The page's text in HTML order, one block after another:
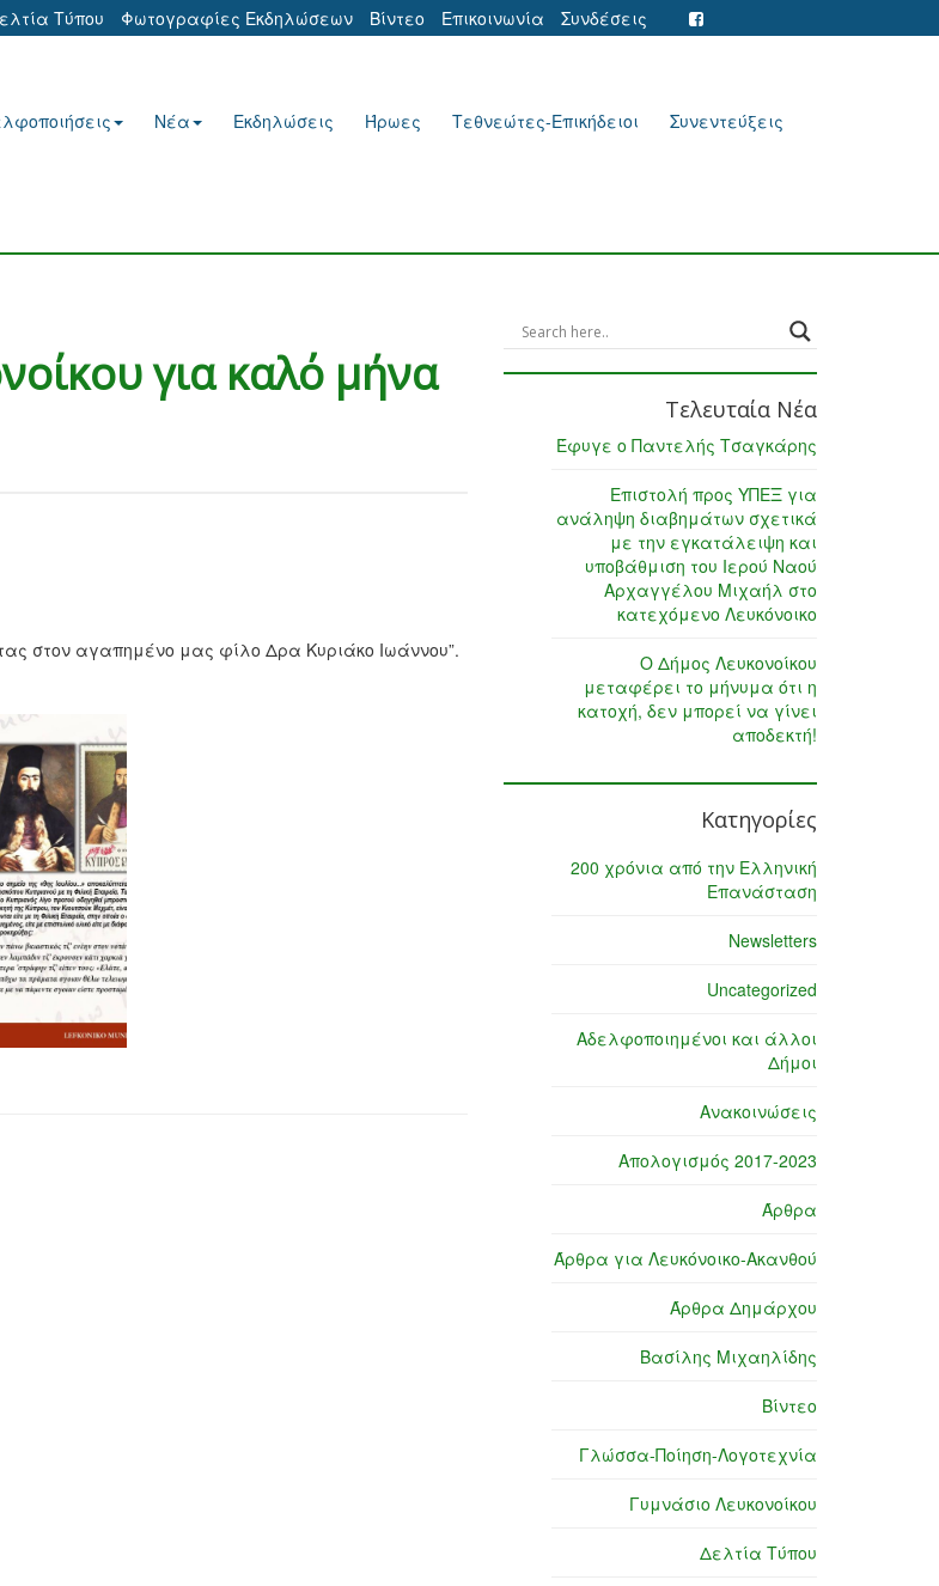
Τύπου Φωτογραφίες Εκδηλώσεων Βίντεο Επικοινωνία Συνδέσεις
Νέα Εκδηλώσεις Ήρωες Τεθνεώτες-Επικήδειοι Συνεντεύξεις
για καλό μήνα
στον αγαπημένο μας φίλο Δρα Κυριάκο Ιωάννου”.
Τελευταία Νέα
Έφυγε ο Παντελής Τσαγκάρης
Επιστολή προς ΥΠΕΞ για
ανάληψη διαβημάτων σχετικά
με την εγκατάλειψη και
υποβάθμιση του Ιερού Ναού
Αρχαγγέλου Μιχαήλ στο
κατεχόμενο Λευκόνοικο
Ο Δήμος Λευκονοίκου
μεταφέρει το μήνυμα ότι η
κατοχή, δεν μπορεί να γίνει
αποδεκτή!
Κατηγορίες
200 χρόνια από την Ελληνική
Επανάσταση
Newsletters
Uncategorized
Αδελφοποιημένοι και άλλοι
Δήμοι
Ανακοινώσεις
Απολογισμός 2017-2023
Άρθρα
Άρθρα για Λευκόνοικο-Ακανθού
Άρθρα Δημάρχου
Βασίλης Μιχαηλίδης
Βίντεο
Γλώσσα-Ποίηση-Λογοτεχνία
Γυμνάσιο Λευκονοίκου
Δελτία Τύπου